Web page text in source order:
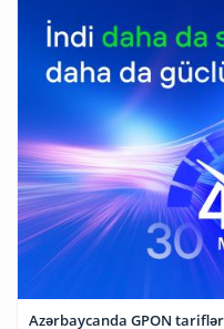
Azərbaycanda GPON